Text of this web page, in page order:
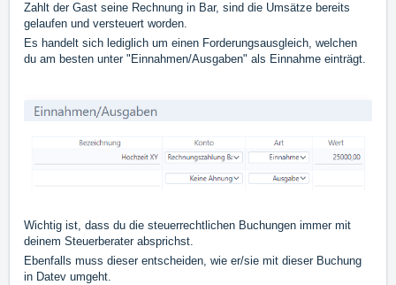
Zahlt der Gast seine Rechnung in Bar, sind die Umsätze bereits
gelaufen und versteuert worden.
Es handelt sich lediglich um einen Forderungsausgleich, welchen
du am besten unter "Einnahmen/Ausgaben" als Einnahme einträgt.
Wichtig ist, dass du die steuerrechtlichen Buchungen immer mit
deinem Steuerberater absprichst.
Ebenfalls muss dieser entscheiden, wie er/sie mit dieser Buchung
in Datev umgeht.